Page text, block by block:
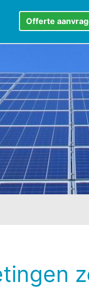
Offerte